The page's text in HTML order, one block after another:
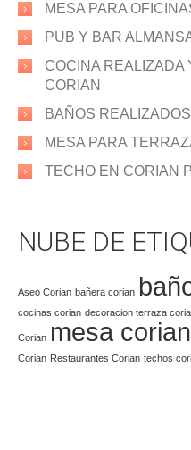
MESA PARA
PUB Y BAR
COCINA REALIZADA
CORIAN
BAÑOS
MESA PARA
TECHO EN CORIAN
NUBE DE
Aseo Corian bañera corian
cocinas corian decoracion terraza
Corian mesa corian
Corian Restaurantes Corian techos